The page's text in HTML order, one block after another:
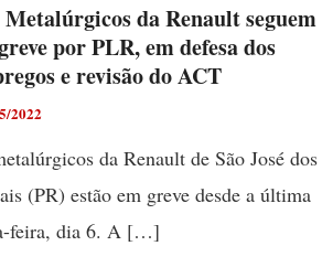
da Renault seguem
por PLR, em defesa dos
e revisão do ACT
2022
da Renault de São José dos
(PR) estão em greve desde a última
feira, dia 6. A […]